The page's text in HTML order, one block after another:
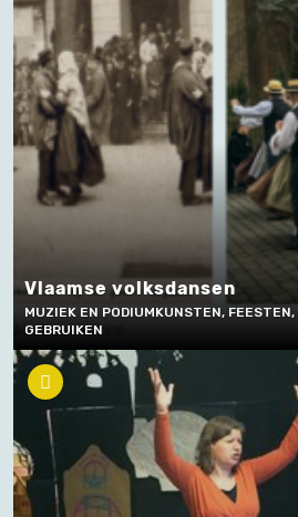
Vlaamse volksdansen
MUZIEK EN PODIUMKUNSTEN,
GEBRUIKEN